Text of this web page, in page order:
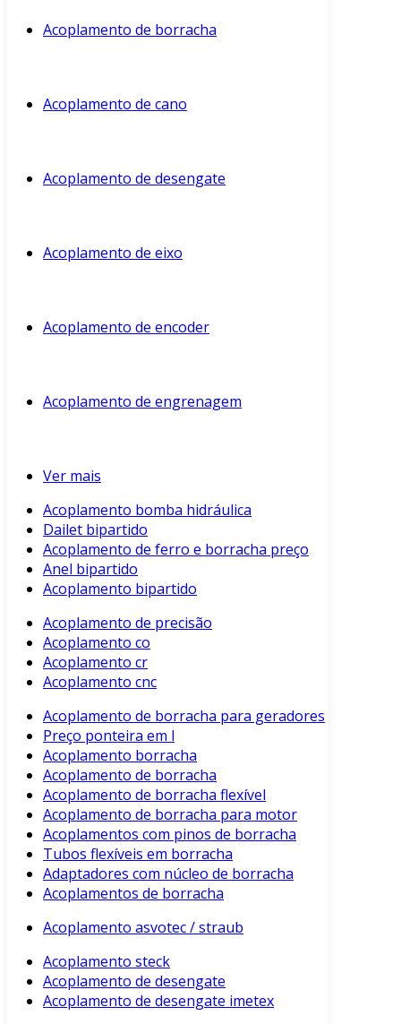
Acoplamento de borracha
Acoplamento de cano
Acoplamento de desengate
Acoplamento de eixo
Acoplamento de encoder
Acoplamento de engrenagem
Ver mais
Acoplamento bomba hidráulica
Dailet bipartido
Acoplamento de ferro e borracha preço
Anel bipartido
Acoplamento bipartido
Acoplamento de precisão
Acoplamento co
Acoplamento cr
Acoplamento cnc
Acoplamento de borracha para geradores
Preço ponteira em l
Acoplamento borracha
Acoplamento de borracha
Acoplamento de borracha flexível
Acoplamento de borracha para motor
Acoplamentos com pinos de borracha
Tubos flexíveis em borracha
Adaptadores com núcleo de borracha
Acoplamentos de borracha
Acoplamento asvotec / straub
Acoplamento steck
Acoplamento de desengate
Acoplamento de desengate imetex